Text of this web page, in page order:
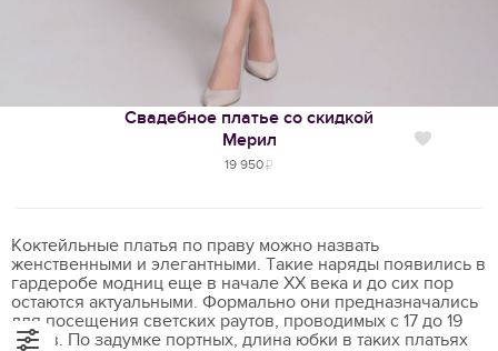
Свадебное платье со скидкой
Мерил
19 950
Коктейльные платья по праву можно назвать
женственными и элегантными. Такие наряды появились в
гардеробе модниц еще в начале ХХ века и до сих пор
остаются актуальными. Формально они предназначались
для посещения светских раутов, проводимых с 17 до 19
часов. По задумке портных, длина юбки в таких платьях